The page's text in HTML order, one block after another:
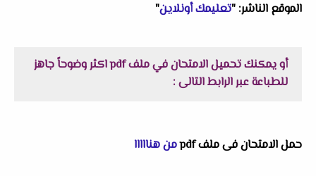
الموقع الناشر: "تعليمك أونلاين"
أو يمكنك تحميل الامتحان في ملف pdf اكثر وضوحاً جاهز
للطباعة عبر الرابط التالى :
حمل الامتحان فى ملف pdf من هنااااا